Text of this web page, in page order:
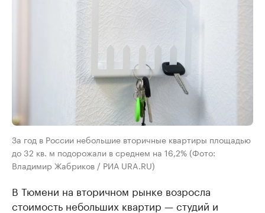
За год в России небольшие вторичные квартиры площадью
до 32 кв. м подорожали в среднем на 16,2% (Фото:
Владимир Жабриков / РИА URA.RU)
В Тюмени на вторичном рынке возросла
стоимость небольших квартир — студий и